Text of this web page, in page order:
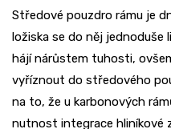
Středové pouzdro rámu je
ložiska se do něj jednoduše
hájí nárůstem tuhosti,
vyříznout do středového
na to, že u karbonových
nutnost integrace hliníkové